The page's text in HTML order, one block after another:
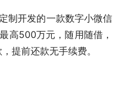
制开发的一款数字小微信
高500万元，随用随借，
提前还款无手续费。